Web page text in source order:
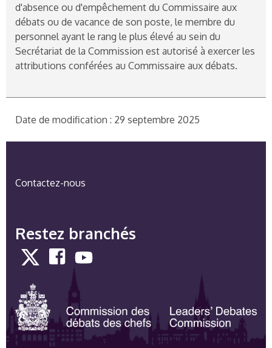
d'absence ou d'empêchement du Commissaire aux
débats ou de vacance de son poste, le membre du
personnel ayant le rang le plus élevé au sein du
Secrétariat de la Commission est autorisé à exercer les
attributions conférées au Commissaire aux débats.
Date de modification : 29 septembre 2025
Contactez-nous
Restez branchés
Twitter FacebookYouTube